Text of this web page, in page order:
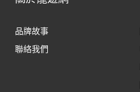
品牌故事
聯絡我們